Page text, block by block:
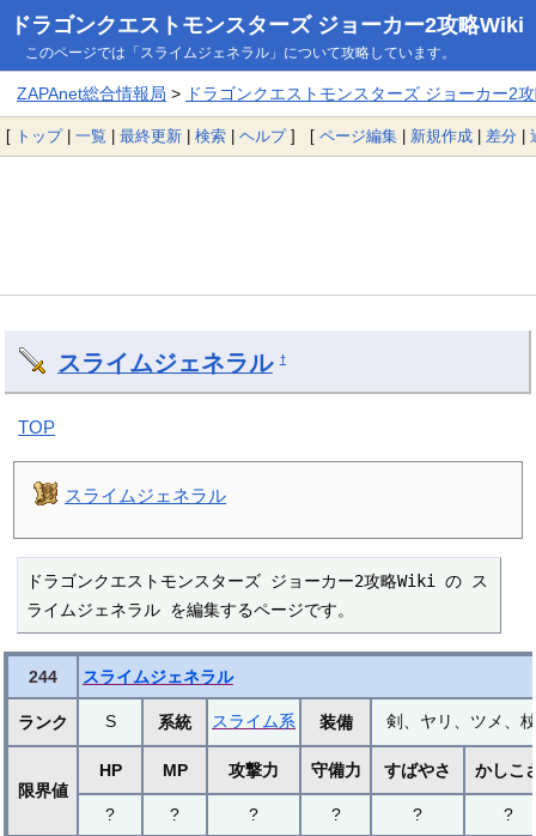
ドラゴンクエストモンスターズ ジョーカー2攻略Wiki
このページでは「スライムジェネラル」について攻略しています。
ZAPAnet総合情報局 > ドラゴンクエストモンスターズ ジョーカー2
[ トップ| 一覧 | 最終更新 | 検索 | ヘルプ] [ ページ編集 | 新規作成 | 差分 |
スライムジェネラル †
TOP
スライムジェネラル
ドラゴンクエストモンスターズ ジョーカー2攻略Wiki の ス
ライムジェネラル を編集するページです。
244 スライムジェネラル
ランク S 系統 スライム系 装備 剣、ヤリ、ツメ、杖
限界値
HP MP 攻撃力 守備力 すばやさ かしこ
? ? ? ? ? ?